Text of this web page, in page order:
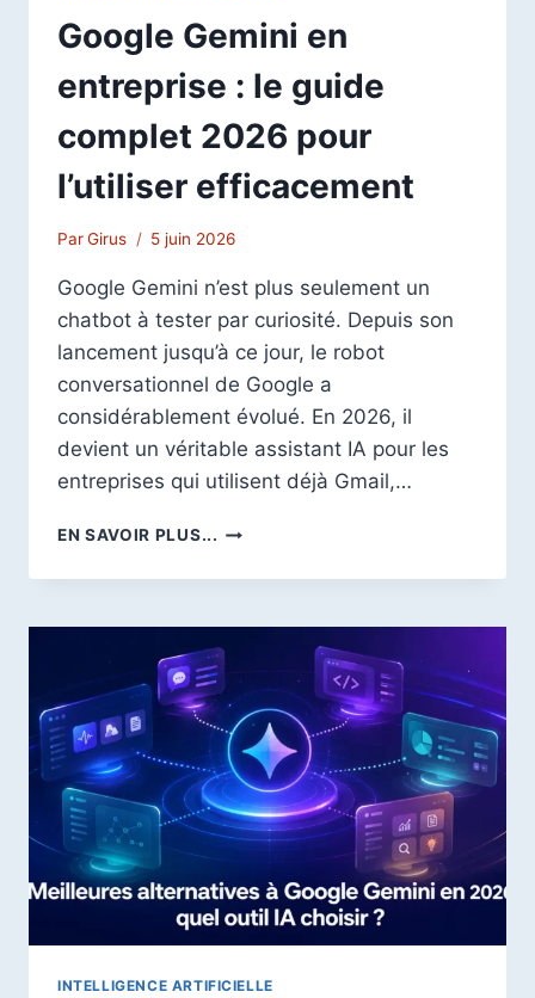
Google Gemini en
entreprise : le guide
complet 2026 pour
l’utiliser efficacement
ParGirus 5 juin 2026
Google Gemini n’est plus seulement un
chatbot à tester par curiosité. Depuis son
lancement jusqu’à ce jour, le robot
conversationnel de Google a
considérablement évolué. En 2026, il
devient un véritable assistant IA pour les
entreprises qui utilisent déjà Gmail,…
EN SAVOIR PLUS... GOOGLE
EN
:
LE
GUIDE
COMPLET
2026
POUR
L’UTILISER
EFFICACEMENT
INTELLIGENCE ARTIFICIELLE